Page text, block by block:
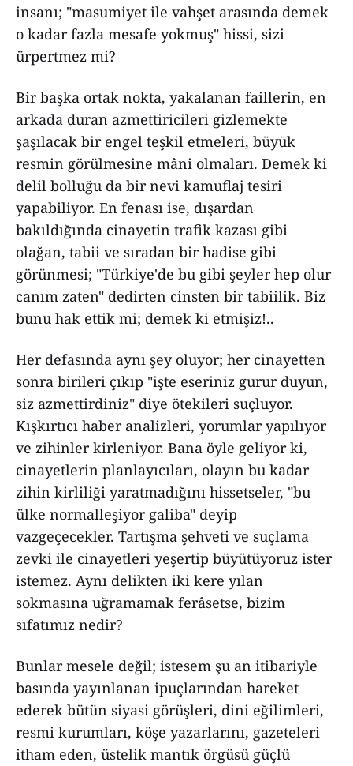
insanı; "masumiyet ile vahşet arasında demek
o kadar fazla mesafe yokmuş" hissi, sizi
ürpertmez mi?
Bir başka ortak nokta, yakalanan faillerin, en
arkada duran azmettiricileri gizlemekte
şaşılacak bir engel teşkil etmeleri, büyük
resmin görülmesine mâni olmaları. Demek ki
delil bolluğu da bir nevi kamuflaj tesiri
yapabiliyor. En fenası ise, dışardan
bakıldığında cinayetin trafik kazası gibi
olağan, tabii ve sıradan bir hadise gibi
görünmesi; "Türkiye'de bu gibi şeyler hep olur
canım zaten" dedirten cinsten bir tabiilik. Biz
bunu hak ettik mi; demek ki etmişiz!..
Her defasında aynı şey oluyor; her cinayetten
sonra birileri çıkıp "işte eseriniz gurur duyun,
siz azmettirdiniz" diye ötekileri suçluyor.
Kışkırtıcı haber analizleri, yorumlar yapılıyor
ve zihinler kirleniyor. Bana öyle geliyor ki,
cinayetlerin planlayıcıları, olayın bu kadar
zihin kirliliği yaratmadığını hissetseler, "bu
ülke normalleşiyor galiba" deyip
vazgeçecekler. Tartışma şehveti ve suçlama
zevki ile cinayetleri yeşertip büyütüyoruz ister
istemez. Aynı delikten iki kere yılan
sokmasına uğramamak ferâsetse, bizim
sıfatımız nedir?
Bunlar mesele değil; istesem şu an itibariyle
basında yayınlanan ipuçlarından hareket
ederek bütün siyasi görüşleri, dini eğilimleri,
resmi kurumları, köşe yazarlarını, gazeteleri
itham eden, üstelik mantık örgüsü güçlü